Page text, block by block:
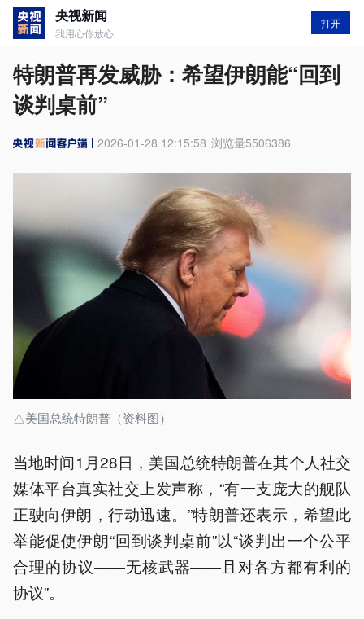
央视新闻
我用心你放心
打开
特朗普再发威胁：希望伊朗能“回到
谈判桌前”
2026-01-28 12:15:58 浏览量5506386
△美国总统特朗普（资料图）
当地时间1月28日，美国总统特朗普在其个人社交
媒体平台真实社交上发声称，“有一支庞大的舰队
正驶向伊朗，行动迅速。”特朗普还表示，希望此
举能促使伊朗“回到谈判桌前”以“谈判出一个公平
合理的协议——无核武器——且对各方都有利的
协议”。